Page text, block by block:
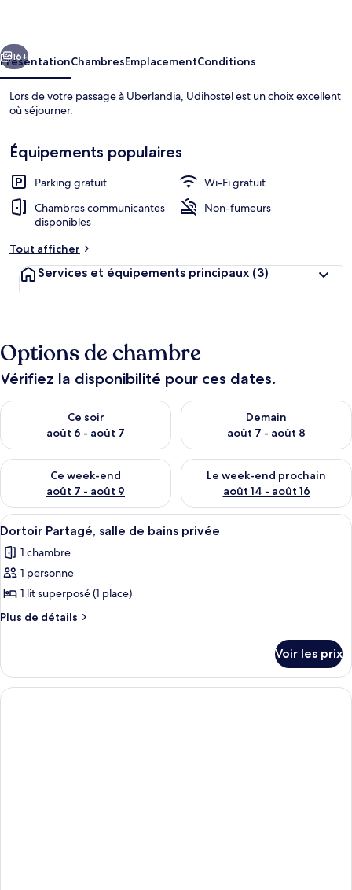
Suivant
16+
PrésentationChambresEmplacementConditions
Lors de votre passage à Uberlandia, Udihostel est un choix excellent
où séjourner.
Équipements populaires
Parking gratuit
Wi-Fi gratuit
Chambres communicantes
disponibles
Non-fumeurs
Tout afficher
Services et équipements principaux (3)
Options de chambre
Vérifiez la disponibilité pour ces dates.
Ce soir
août 6 - août 7
Vérifier la disponibilité pour ce soir août 6 - août 7
Demain
août 7 - août 8
Vérifier la disponibilité pour
Ce week-end
août 7 - août 9
Vérifier la disponibilité pour ce week-end août 7 - août 9
Le week-end prochain
août 14 - août 16
Vérifier la disponibilité pour
Afficher
toutes
les
photos
pour
ce
chambre :
Dortoir
Partagé,
Dortoir Partagé, salle de bains privée
4
Dortoir Partagé, salle de bains privée
1 chambre
1 personne
1 lit superposé (1 place)
Plus de détails
Plus
le
type
de
Voir les prix